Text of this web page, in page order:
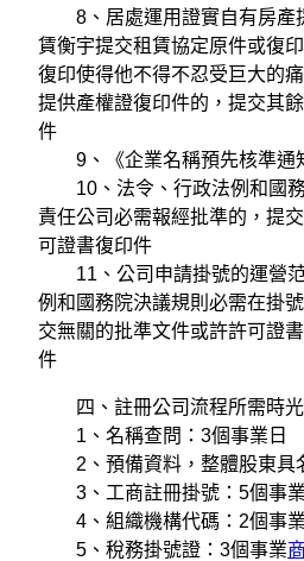
8、居處運用證實自有房產
賃衡宇提交租賃協定原件或復
復印使得他不得不忍受巨大的
提供產權證復印件的，提交其
件
9、《企業名稱預先核準通
10、法令、行政法例和國務
責任公司必需報經批準的，提
可證書復印件
11、公司申請掛號的運營范
例和國務院決議規則必需在掛
交無關的批準文件或許許可證
件
四、註冊公司流程所需時光
1、名稱查問：3個事業日
2、預備資料，整體股東具
3、工商註冊掛號：5個事業
4、組織機構代碼：2個事業
5、稅務掛號證：3個事業